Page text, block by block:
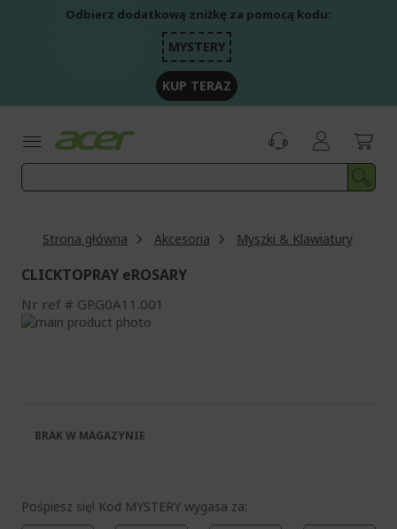
Odbierz dodatkową zniżkę za pomocą kodu:
MYSTERY
KUP TERAZ
Strona główna Akcesoria Myszki & Klawiatury
CLICKTOPRAY eROSARY
Nr ref GP.G0A11.001
Przejdź
Pośpiesz się! Kod MYSTERY wygasa za:
BRAK W MAGAZYNIE